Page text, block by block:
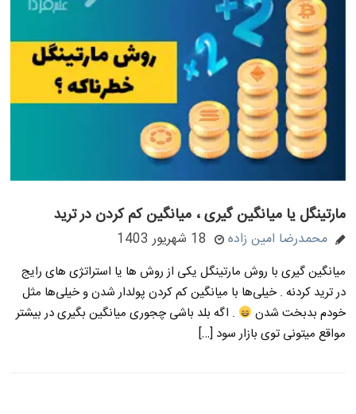
مارتینگل یا میانگین گیری ، میانگین کم کردن در ترید
محمدرضا امین زاده 18 شهریور 1403
میانگین گیری با روش مارتینگل یکی از روش ها یا استراتژی های رایج
در ترید کردنه . خیلی‌ها با میانگین کم کردن پولدار شدن و خیلی‌ها مثل
خودم بدبخت شدن
. اگه بلد باشی چجوری میانگین بگیری در بیشتر
مواقع میتونی توی بازار سود […]